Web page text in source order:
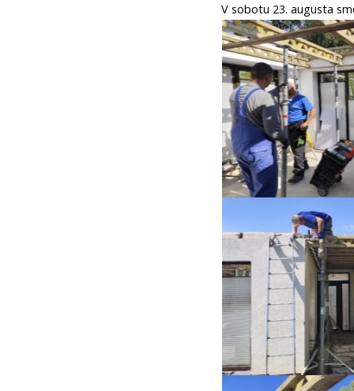
V sobotu 23. augusta